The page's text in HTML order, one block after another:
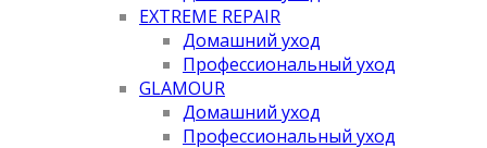
EXTREME REPAIR
Домашний уход
Профессиональный уход
GLAMOUR
Домашний уход
Профессиональный уход